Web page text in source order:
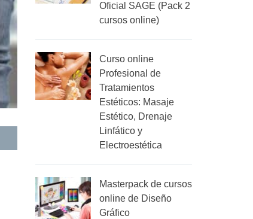
Oficial SAGE (Pack 2
cursos online)
Curso online
Profesional de
Tratamientos
Estéticos: Masaje
Estético, Drenaje
Linfático y
Electroestética
Masterpack de cursos
online de Diseño
Gráfico